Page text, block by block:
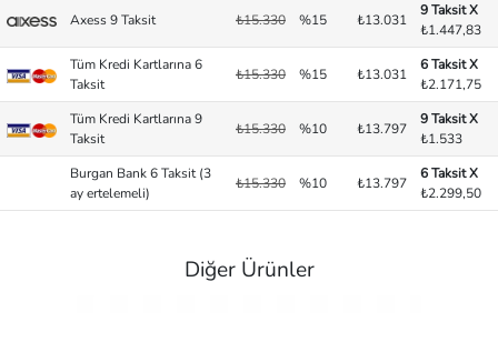
Axess 9 Taksit ₺15.330 %15 ₺13.031
9 Taksit X
₺1.447,83
Tüm Kredi Kartlarına 6
Taksit
₺15.330 %15 ₺13.031
6 Taksit X
₺2.171,75
Tüm Kredi Kartlarına 9
Taksit
₺15.330 %10 ₺13.797
9 Taksit X
₺1.533
Burgan Bank 6 Taksit (3
ay ertelemeli)
₺15.330 %10 ₺13.797
6 Taksit X
₺2.299,50
Diğer Ürünler